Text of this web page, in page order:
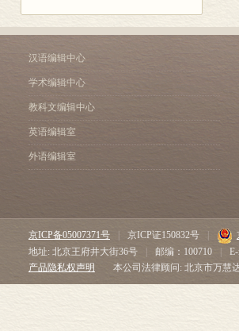
汉语编辑中心
学术编辑中心
教科文编辑中心
英语编辑室
外语编辑室
京ICP备05007371号 京ICP证150832号
地址: 北京王府井大街36号
邮编：100710
产品隐私权声明
本公司法律顾问: 北京市万慧